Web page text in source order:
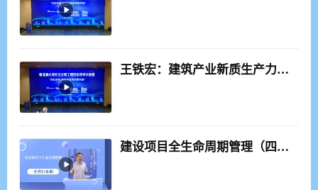
王铁宏：建筑产业新质生产力与高质量发展
建设项目全生命周期管理（四、项目施工及运营）